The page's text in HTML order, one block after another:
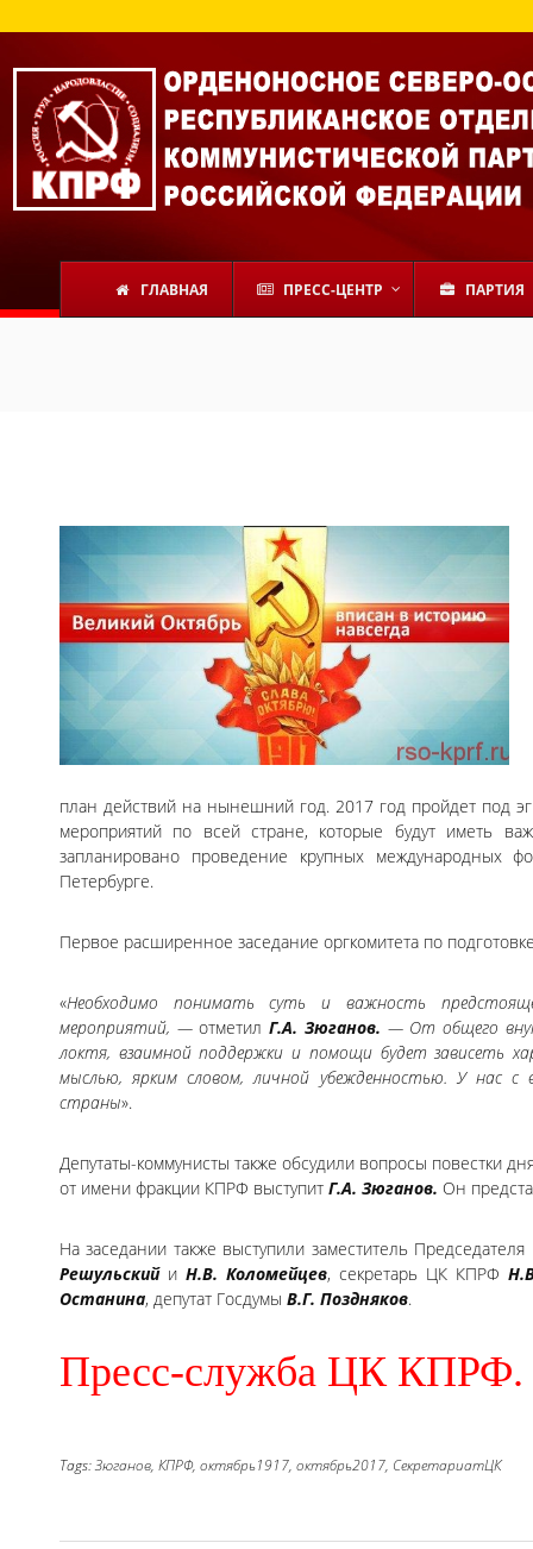
ГЛАВНАЯ ПРЕСС-ЦЕНТР ПАРТИЯ
план действий на нынешний год. 2017 год пройдет под
мероприятий по всей стране, которые будут иметь
запланировано проведение крупных международных
Петербурге.
Первое расширенное заседание оргкомитета по
«Необходимо понимать суть и важность
мероприятий, —отметилГ.А. Зюганов. — От общего
локтя, взаимной поддержки и помощи будет зависеть
мыслью, ярким словом, личной убежденностью. У нас
страны».
Депутаты-коммунисты также обсудили вопросы повестки
от имени фракции КПРФ выступит Г.А. Зюганов. Он
На заседании также выступили заместитель
Решульскийи Н.В. Коломейцев, секретарь ЦК КПРФ
Останина, депутат Госдумы В.Г. Поздняков.
Пресс-служба ЦК КПРФ.
Tags:Зюганов, КПРФ, октябрь1917, октябрь2017, СекретариатЦК